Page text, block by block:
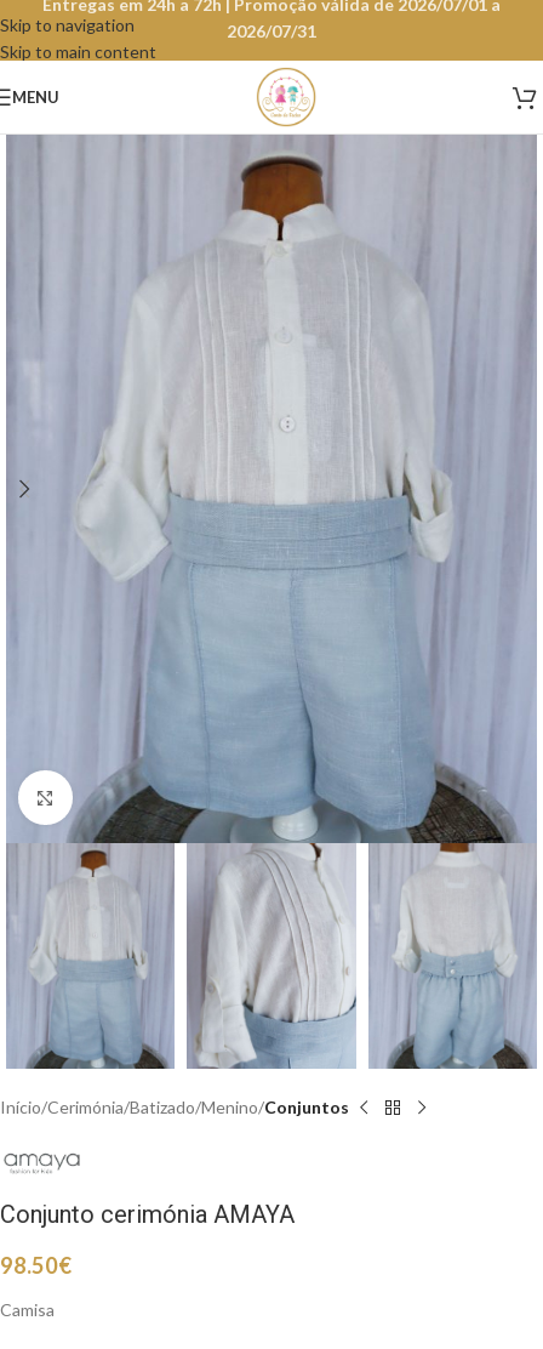
Skip to navigation
Skip to main content
Entregas em 24h a 72h | Promoção válida de 2026/07/01 a
2026/07/31
MENU
Clique para aumentar
Início Cerimónia Batizado Menino Conjuntos
Conjunto cerimónia AMAYA
98.50€
Camisa